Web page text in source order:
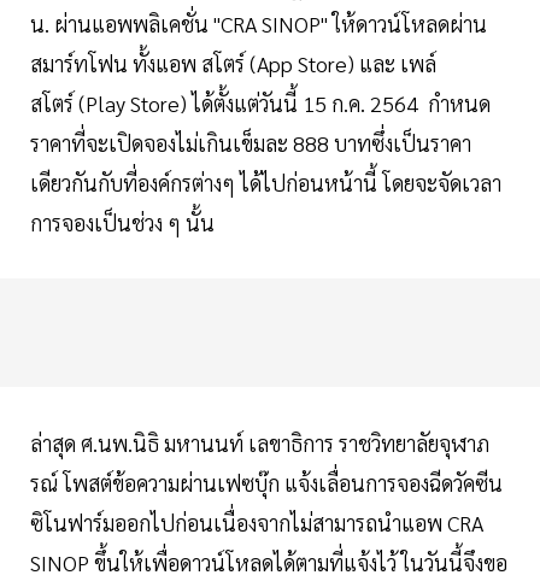
น. ผ่านแอพพลิเคชั่น "CRA SINOP" ให้ดาวน์โหลดผ่าน
สมาร์ทโฟน ทั้งแอพ สโตร์ (App Store) และ เพล์
สโตร์ (Play Store) ได้ตั้งแต่วันนี้ 15 ก.ค. 2564 กำหนด
ราคาที่จะเปิดจองไม่เกินเข็มละ 888 บาทซึ่งเป็นราคา
เดียวกันกับที่องค์กรต่างๆ ได้ไปก่อนหน้านี้ โดยจะจัดเวลา
การจองเป็นช่วง ๆ นั้น
ล่าสุด ศ.นพ.นิธิ มหานนท์ เลขาธิการ ราชวิทยาลัยจุฬาภ
รณ์ โพสต์ข้อความผ่านเฟซบุ๊ก แจ้งเลื่อนการจองฉีดวัคซีน
ซิโนฟาร์มออกไปก่อนเนื่องจากไม่สามารถนำแอพ CRA
SINOP ขึ้นให้เพื่อดาวน์โหลดได้ตามที่แจ้งไว้ ในวันนี้จึงขอ